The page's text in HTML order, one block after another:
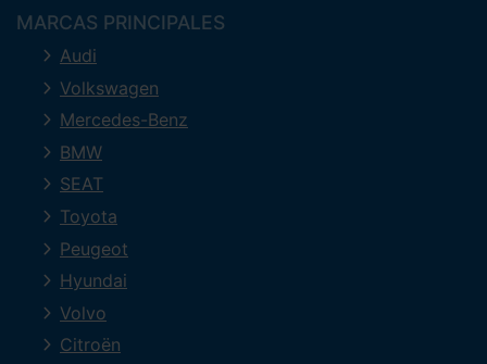
MARCAS PRINCIPALES
Audi
Volkswagen
Mercedes-Benz
BMW
SEAT
Toyota
Peugeot
Hyundai
Volvo
Citroën